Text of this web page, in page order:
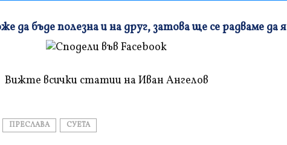
да бъде полезна и на друг, затова ще се радваме да я
Вижте всички статии на Иван Ангелов
ПРЕСЛАВА СУЕТА